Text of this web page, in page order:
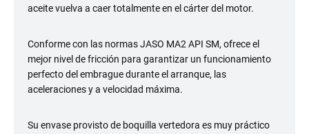
aceite vuelva a caer totalmente en el cárter del motor.
Conforme con las normas JASO MA2 API SM, ofrece el
mejor nivel de fricción para garantizar un funcionamiento
perfecto del embrague durante el arranque, las
aceleraciones y a velocidad máxima.
Su envase provisto de boquilla vertedora es muy práctico